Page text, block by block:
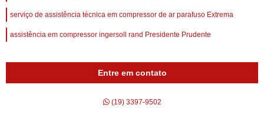
serviço de assistência técnica em compressor de ar parafuso Extrema
assistência em compressor ingersoll rand Presidente Prudente
Entre em contato
(19) 3397-9502